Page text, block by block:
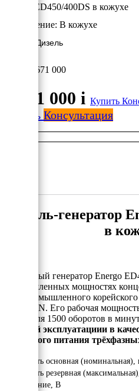
Energo ED450/400DS в кожухе
Исполнение: В кожухе
360 кВт/Дизель
3 671 000
3 671 000 i Купить
Купить Консультация
Дизель-генератор
в
Дизельный генератор Energo
промышленных мощностях
базе промышленного
DOOSAN. Его рабочая
двигателя 1500 оборотов в
уличной эксплуатациии в
резервного питания
Мощность основная (номинальная),
Мощность резервная
Напряжение, В